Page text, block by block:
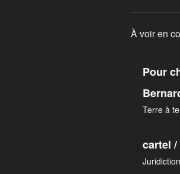
À voir en
Pour
Terre à
cartel